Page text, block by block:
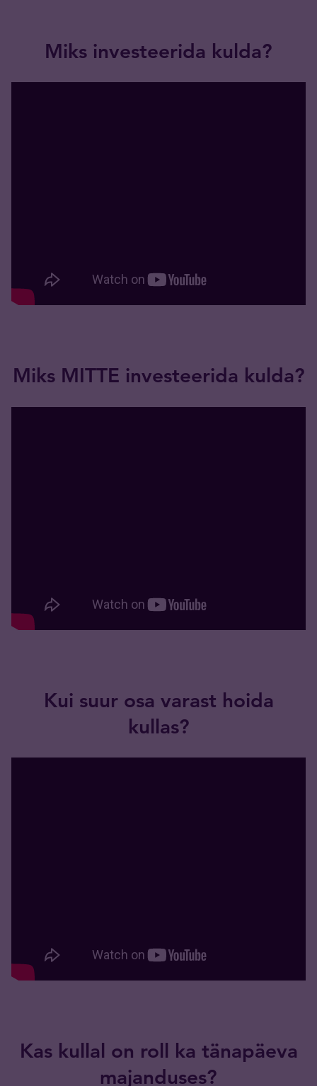
Miks investeerida kulda?
Miks MITTE investeerida kulda?
Kui suur osa varast hoida
kullas?
Kas kullal on roll ka tänapäeva
majanduses?